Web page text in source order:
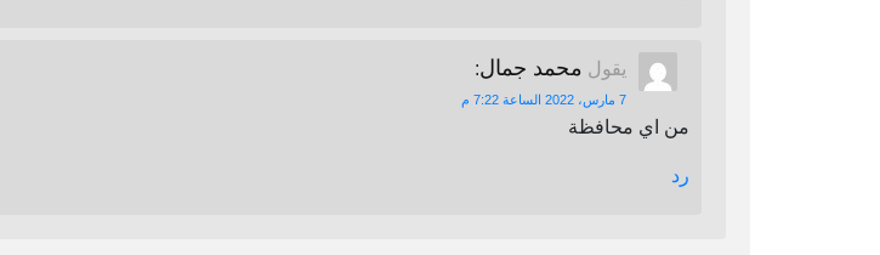
يقول محمد جمال:
7 مارس، 2022 الساعة 7:22 م
من اي محافظة
رد